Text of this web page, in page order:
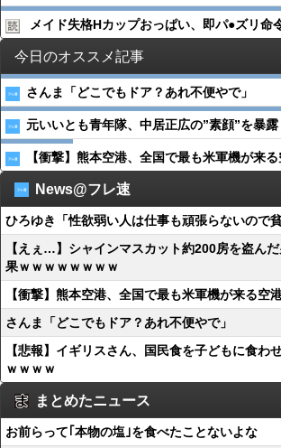
メイド失格Hカップおっぱい、即パ●︎ズリ命
今日のオススメ記事
さんま「どこでもドア？あれ不便やで」
元いいとも青年隊、中居正広の”素顔”を暴露
【衝撃】熊本空港、全国で最も米軍機が来
News@フレ速
ひろゆき「性欲弱い人は仕事も頑張らないので
【えぇ…】シャインマスカット約200房を盗ん
果ｗｗｗｗｗｗｗｗ
【衝撃】熊本空港、全国で最も米軍機が来る空
さんま「どこでもドア？あれ不便やで」
【悲報】イギリスさん、国民食を子どもに食わ
ｗｗｗｗ
まとめたニュース
お前らって｢本物の塩｣を食べたことないよな